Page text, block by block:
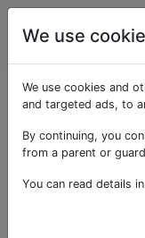
Kann
We use
We use cookies and
and targeted ads, to
By continuing, you
from a parent or
You can read details